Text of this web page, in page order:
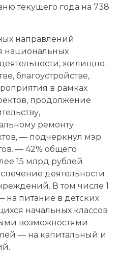
текущего года на 738
направлений
национальных
жилищно-
благоустройстве,
в рамках
продолжение
ремонту
— подчеркнул мэр
— 42% общего
15 млрд рублей
деятельности
В том числе 1
питание в детских
начальных классов
возможностями
— на капитальный и